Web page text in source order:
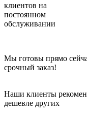
клиентов на
постоянном
обслуживании
Мы готовы прямо
срочный заказ!
Наши клиенты
дешевле других